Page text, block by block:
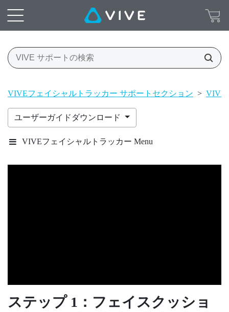
VIVEフェイシャルトラッカー サポートセクション > VIVE
ユーザーガイドダウンロード
VIVEフェイシャルトラッカー Menu
ステップ 1：フェイスクッショ